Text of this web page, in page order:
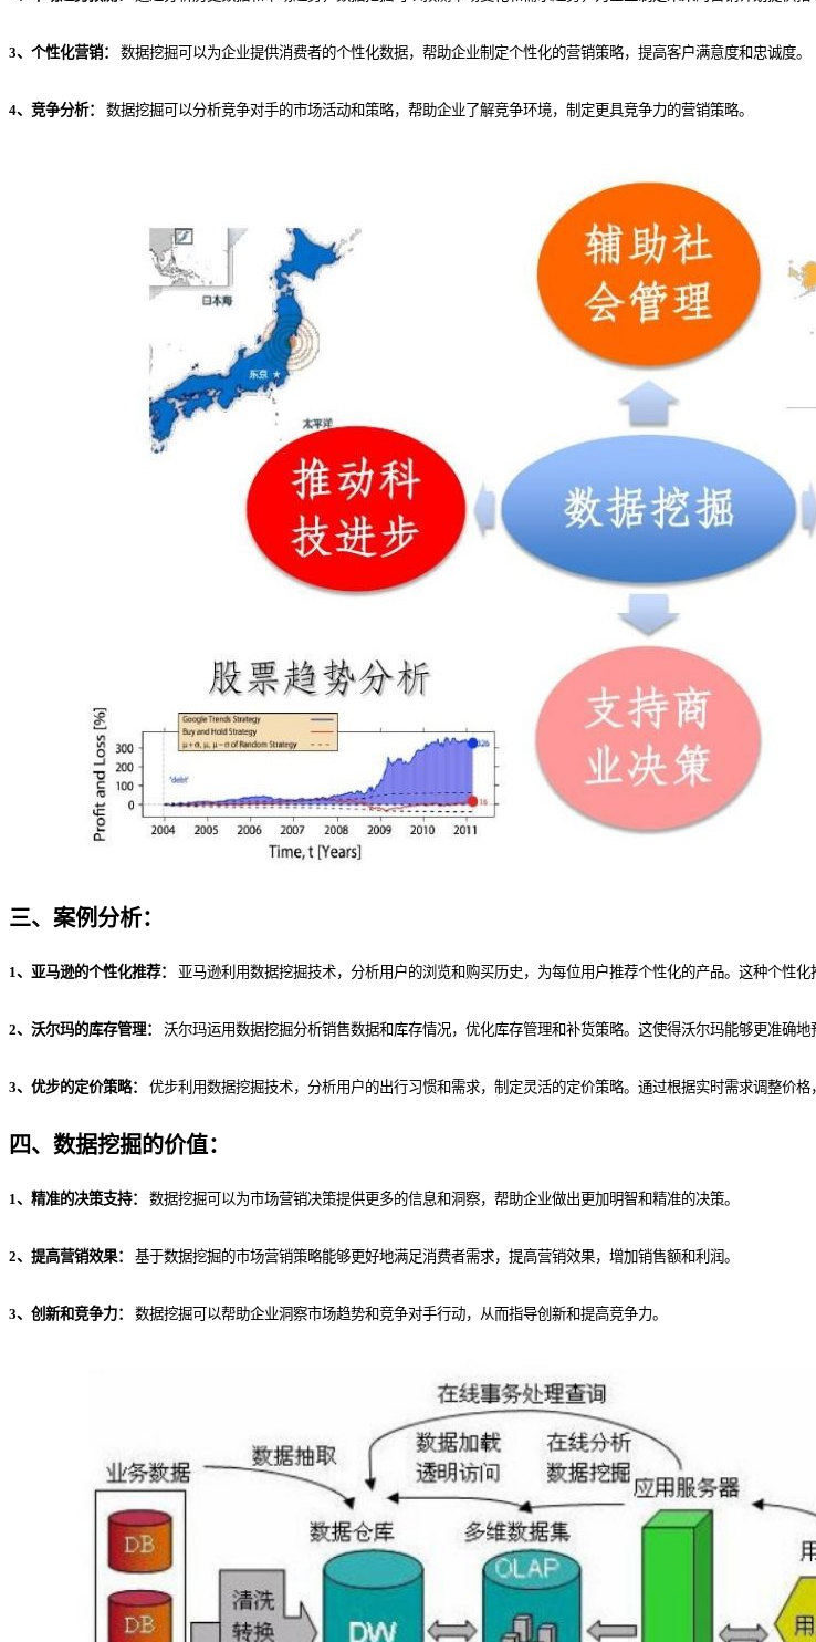
3、个性化营销： 数据挖掘可以为企业提供消费者的个性化数据，帮助企业制定个性化的营销策略，提高客户满意度和忠诚度。
4、竞争分析： 数据挖掘可以分析竞争对手的市场活动和策略，帮助企业了解竞争环境，制定更具竞争力的营销策略。
三、案例分析：
1、亚马逊的个性化推荐： 亚马逊利用数据挖掘技术，分析用户的浏览和购买历史，为每位用户推荐个性化的产品。这种个性
2、沃尔玛的库存管理： 沃尔玛运用数据挖掘分析销售数据和库存情况，优化库存管理和补货策略。这使得沃尔玛能够更准确地
3、优步的定价策略： 优步利用数据挖掘技术，分析用户的出行习惯和需求，制定灵活的定价策略。通过根据实时需求调整价格
四、数据挖掘的价值：
1、精准的决策支持： 数据挖掘可以为市场营销决策提供更多的信息和洞察，帮助企业做出更加明智和精准的决策。
2、提高营销效果： 基于数据挖掘的市场营销策略能够更好地满足消费者需求，提高营销效果，增加销售额和利润。
3、创新和竞争力： 数据挖掘可以帮助企业洞察市场趋势和竞争对手行动，从而指导创新和提高竞争力。